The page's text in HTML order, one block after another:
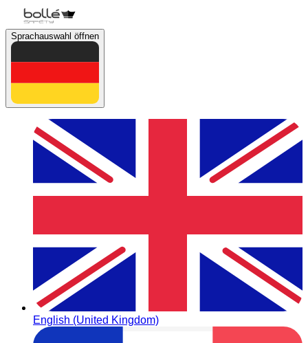
Sprachauswahl öffnen
English (United Kingdom)